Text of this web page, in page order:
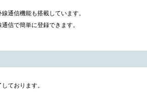
通信機能も搭載しています。
信で簡単に登録できます。
ております。